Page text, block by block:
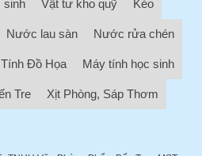
sinh Vật tư kho quỹ Kéo
Nước lau sàn Nước rửa chén
Đồ Họa Máy tính học sinh
Tre Xịt Phòng, Sáp Thơm